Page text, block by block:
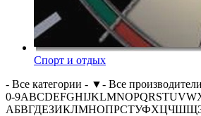
Спорт и отдых
- Все категории - ▼- Все
0-9ABCDEFGHIJKLMNOPQRSTUVW
АБВГДЕЗИКЛМНОПРСТУФХЦЧШЩ